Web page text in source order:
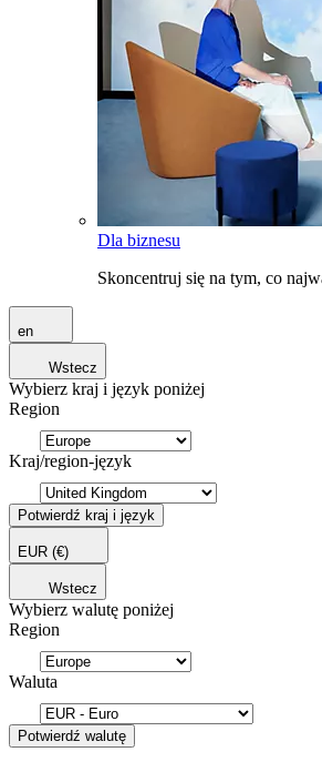
Dla biznesu
Skoncentruj się na tym, co
en
Wstecz
Wybierz kraj i język poniżej
Region
Kraj/region-język
Potwierdź kraj i język
EUR (€)
Wstecz
Wybierz walutę poniżej
Region
Waluta
Potwierdź walutę